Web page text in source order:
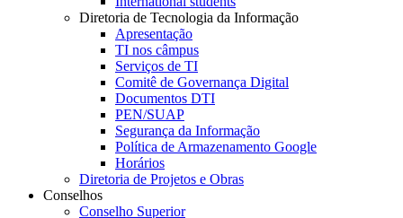
Diretoria de Tecnologia da Informação
Apresentação
TI nos câmpus
Serviços de TI
Comitê de Governança Digital
Documentos DTI
PEN/SUAP
Segurança da Informação
Política de Armazenamento Google
Horários
Diretoria de Projetos e Obras
Conselhos
Conselho Superior